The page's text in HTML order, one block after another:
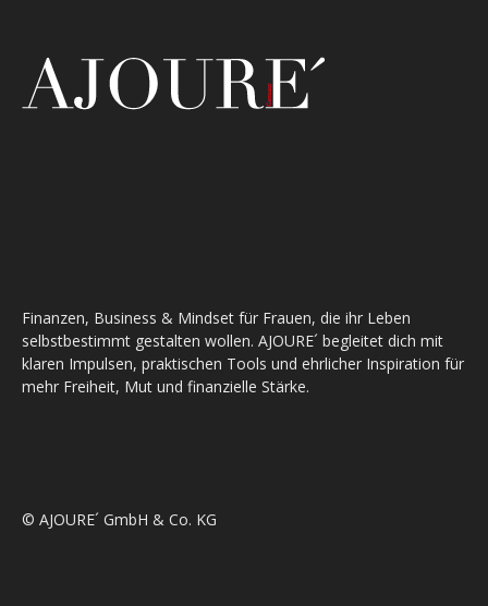
Finanzen, Business & Mindset für Frauen, die ihr Leben
selbstbestimmt gestalten wollen. AJOURE´ begleitet dich mit
klaren Impulsen, praktischen Tools und ehrlicher Inspiration für
mehr Freiheit, Mut und finanzielle Stärke.
© AJOURE´ GmbH & Co. KG